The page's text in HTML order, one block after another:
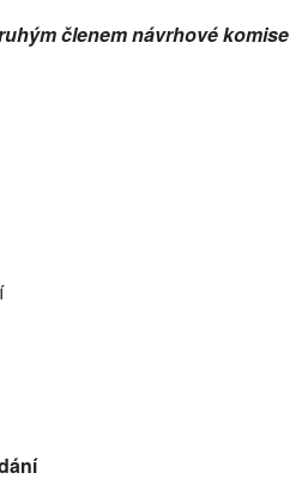
členem návrhové komise